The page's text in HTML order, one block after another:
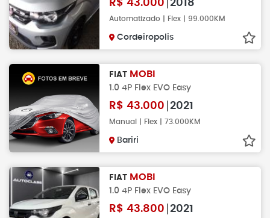
R$ 43.000 2018
Automatizado | Flex | 99.000KM
Cordeiropolis
FIAT MOBI
1.0 4P Flex EVO Easy
R$ 43.000 2021
Manual | Flex | 73.000KM
Bariri
FIAT MOBI
1.0 4P Flex EVO Easy
R$ 43.800 2021